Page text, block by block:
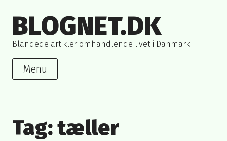
to
content
BLOGNET.DK
Blandede artikler omhandlende livet i Danmark
Menu
Tag:tæller